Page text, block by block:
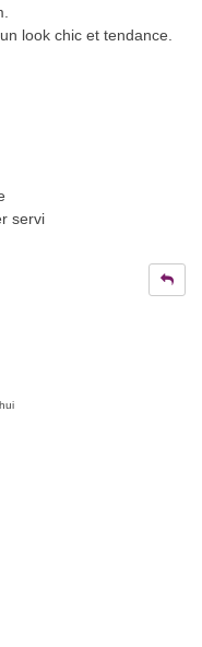
look chic et tendance.
servi